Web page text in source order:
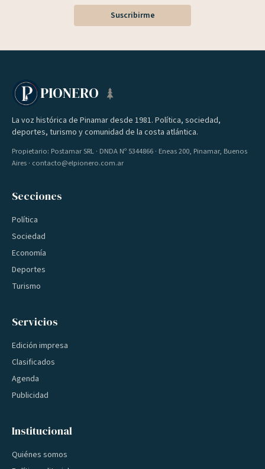
Suscribirme
PIONERO
La voz histórica de Pinamar desde 1981. Política, sociedad,
deportes, turismo y comunidad de la costa atlántica.
Propietario: Postamar SRL · DNDA Nº 5344866 · Eneas 200, Pinamar, Buenos
Aires · contacto@elpionero.com.ar
Secciones
Política
Sociedad
Economía
Deportes
Turismo
Servicios
Edición impresa
Clasificados
Agenda
Publicidad
Institucional
Quiénes somos